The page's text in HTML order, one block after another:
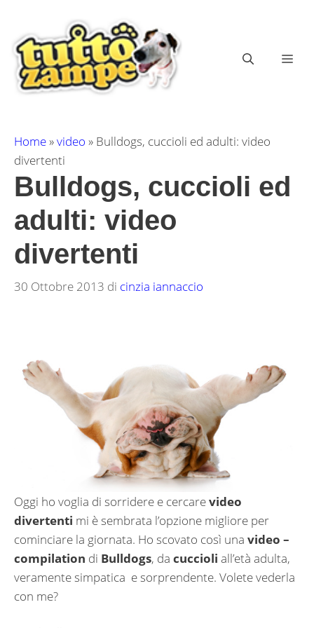
contenuto
Home»video » Bulldogs, cuccioli ed adulti: video
divertenti
Bulldogs, cuccioli ed
adulti: video
divertenti
30 Ottobre 2013 di cinzia iannaccio
Oggi ho voglia di sorridere e cercarevideo
divertenti mi è sembrata l’opzione migliore per
cominciare la giornata. Ho scovato così una video –
compilation di Bulldogs, da cuccioli all’età adulta,
veramente simpatica e sorprendente. Volete vederla
con me?